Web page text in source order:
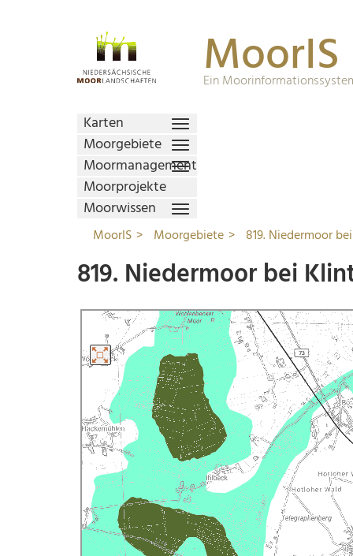
MoorIS
Ein
Karten
Moorgebiete
Moormanagement
Moorprojekte
Moorwissen
MoorIS Moorgebiete 819. Niedermoor
819. Niedermoor bei